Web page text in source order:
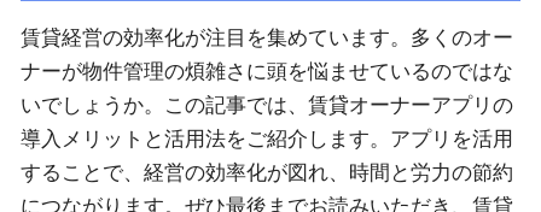
賃貸経営の効率化が注目を集めています。多くのオー
ナーが物件管理の煩雑さに頭を悩ませているのではな
いでしょうか。この記事では、賃貸オーナーアプリの
導入メリットと活用法をご紹介します。アプリを活用
することで、経営の効率化が図れ、時間と労力の節約
につながります。ぜひ最後までお読みいただき、賃貸